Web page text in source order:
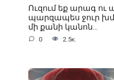
Ուզում եք արագ ու
պարզապես ջուր
մի քանի կանոն…
0 2.5к.